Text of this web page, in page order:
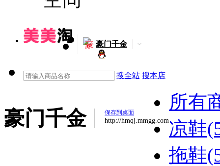
豪 豪门千金
搜全站 搜本店
豪门千金 保存到桌面
http://hmqj.mmgg.com
所有
凉鞋
拖鞋